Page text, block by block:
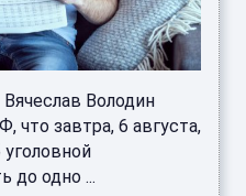
Володин
что завтра, 6 августа,
уголовной
до одно ...